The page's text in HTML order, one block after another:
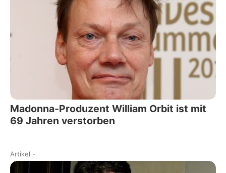
Madonna-Produzent William Orbit ist mit
69 Jahren verstorben
Artikel -